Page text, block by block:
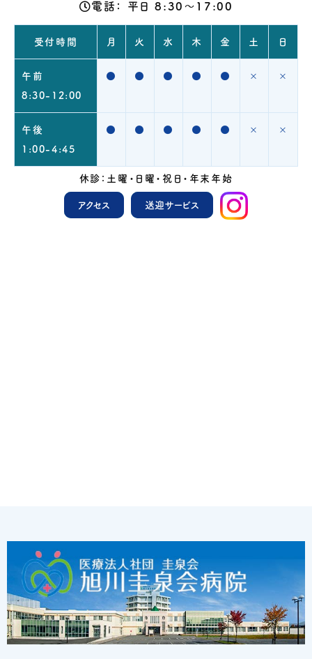
電話： 平日 8:30～17:00
受付時間 月 火 水 木 金 土 日
午前
8:30-12:00
● ● ● ● ● × ×
午後
1:00-4:45
● ● ● ● ● × ×
休診：土曜・日曜・祝日・年末年始
アクセス 送迎サービス